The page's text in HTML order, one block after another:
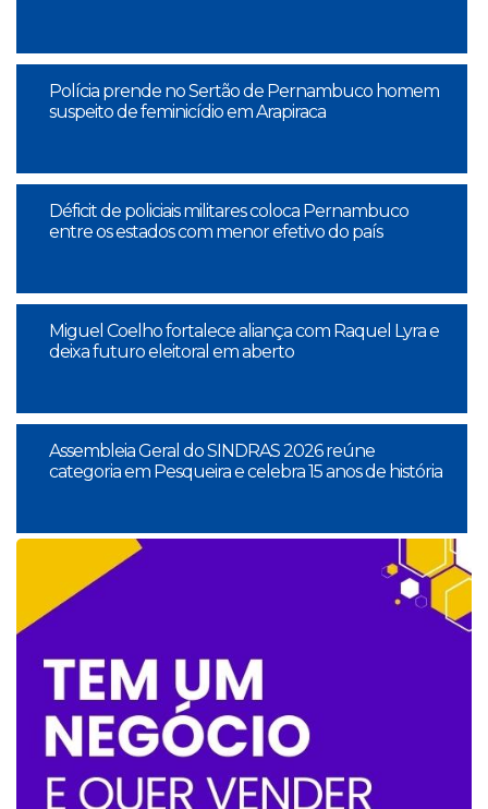
Polícia prende no Sertão de Pernambuco homem
suspeito de feminicídio em Arapiraca
Déficit de policiais militares coloca Pernambuco
entre os estados com menor efetivo do país
Miguel Coelho fortalece aliança com Raquel Lyra e
deixa futuro eleitoral em aberto
Assembleia Geral do SINDRAS 2026 reúne
categoria em Pesqueira e celebra 15 anos de história